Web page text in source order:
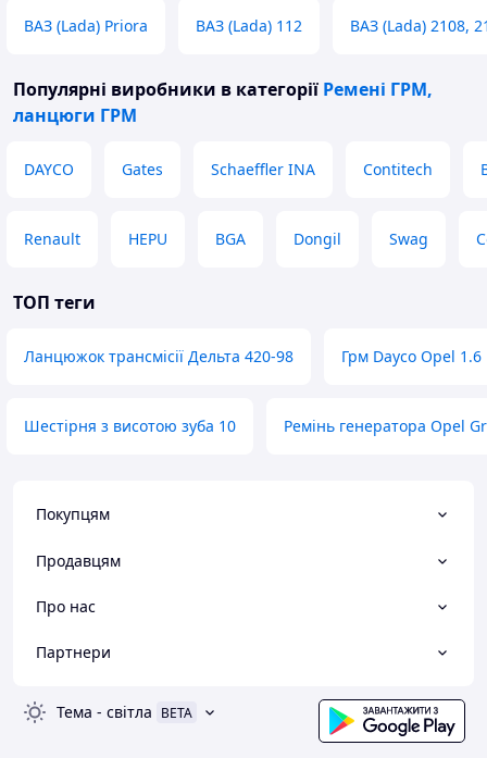
ВАЗ (Lada) Priora ВАЗ (Lada) 112 ВАЗ (Lada) 2108,
Популярні виробники в категорії Ремені ГРМ,
ланцюги ГРМ
DAYCO Gates Schaeffler INA Contitech
Renault HEPU BGA Dongil Swag
ТОП теги
Ланцюжок трансмісії Дельта 420-98 Грм Dayco Opel 1.6
Шестірня з висотою зуба 10 Ремінь генератора Opel
Покупцям
Продавцям
Про нас
Партнери
Тема - світла BETA